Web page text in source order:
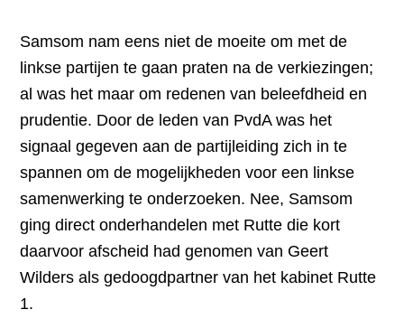
Samsom nam eens niet de moeite om met de
linkse partijen te gaan praten na de verkiezingen;
al was het maar om redenen van beleefdheid en
prudentie. Door de leden van PvdA was het
signaal gegeven aan de partijleiding zich in te
spannen om de mogelijkheden voor een linkse
samenwerking te onderzoeken. Nee, Samsom
ging direct onderhandelen met Rutte die kort
daarvoor afscheid had genomen van Geert
Wilders als gedoogdpartner van het kabinet Rutte
1.